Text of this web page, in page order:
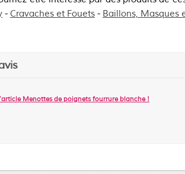
- Cravaches et Fouets - Baillons, Masques
Menottes de poignets fourrure blanche!